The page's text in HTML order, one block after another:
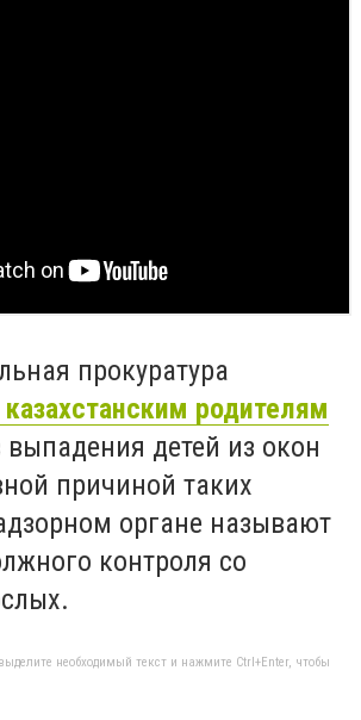
прокуратура
родителям
выпадения детей из окон
причиной таких
органе называют
контроля со
необходимый текст и нажмите Ctrl+Enter, чтобы